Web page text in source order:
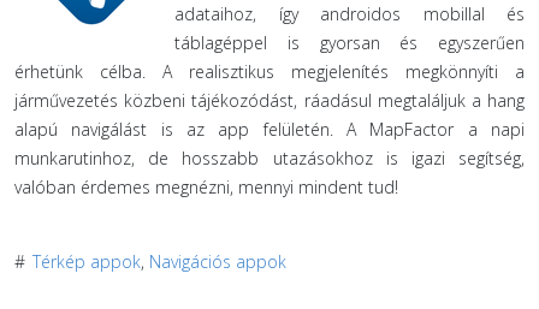
adataihoz, így androidos mobillal és
táblagéppel is gyorsan és egyszerűen
érhetünk célba. A realisztikus megjelenítés megkönnyíti a
járművezetés közbeni tájékozódást, ráadásul megtaláljuk a hang
alapú navigálást is az app felületén. A MapFactor a napi
munkarutinhoz, de hosszabb utazásokhoz is igazi segítség,
valóban érdemes megnézni, mennyi mindent tud!
# Térkép appok, Navigációs appok